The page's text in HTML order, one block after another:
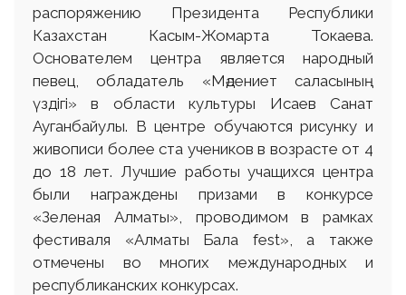
распоряжению Президента Республики
Казахстан Касым-Жомарта Токаева.
Основателем центра является народный
певец, обладатель «Мәдениет саласының
үздігі» в области культуры Исаев Санат
Ауганбайулы. В центре обучаются рисунку и
живописи более ста учеников в возрасте от 4
до 18 лет. Лучшие работы учащихся центра
были награждены призами в конкурсе
«Зеленая Алматы», проводимом в рамках
фестиваля «Алматы Бала fest», а также
отмечены во многих международных и
республиканских конкурсах.